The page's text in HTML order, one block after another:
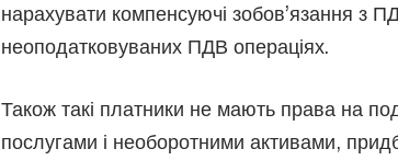
нарахувати компенсуючі зобов’язання з
неоподатковуваних ПДВ операціях.
Також такі платники не мають права на
послугами і необоротними активами,